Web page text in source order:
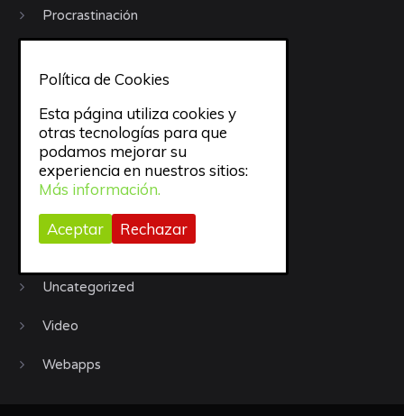
Procrastinación
Sueño
todo
Trucos
Uncategorized
Video
Webapps
Política de Cookies
Esta página utiliza cookies y
otras tecnologías para que
podamos mejorar su
experiencia en nuestros sitios:
Más información.
Aceptar Rechazar